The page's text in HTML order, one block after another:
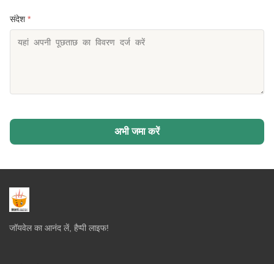
संदेश *
अभी जमा करें
जॉयवेल का आनंद लें, हैप्पी लाइफ!